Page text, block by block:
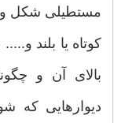
مستطیلی شکل و
کوتاه یا بلند
بالای آن و
دیوارهایی که